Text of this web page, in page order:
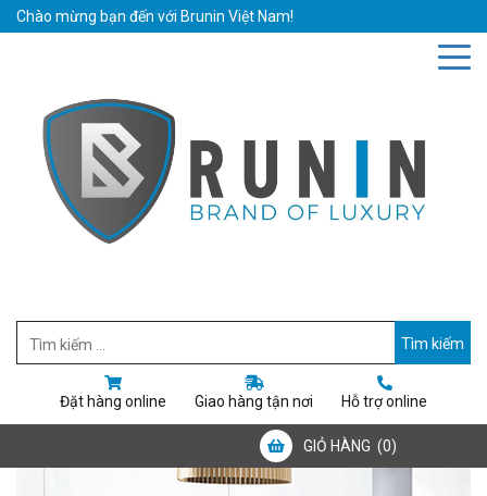
Chào mừng bạn đến với Brunin Việt Nam!
Email: bruninvietnam@gmail.com
Đặt hàng online Giao hàng tận nơi Hỗ trợ online
GIỎ HÀNG